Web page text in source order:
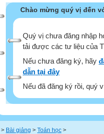
Chào mừng quý vị đến
Quý vị chưa đăng nhập
tải được các tư liệu của
Nếu chưa đăng ký, hãy
dẫn tại đây
Nếu đã đăng ký rồi, quý
> Bài giảng > Toán học >